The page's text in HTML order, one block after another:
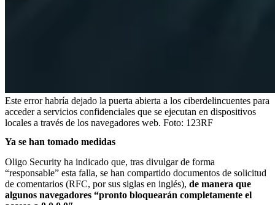
Este error habría dejado la puerta abierta a los ciberdelincuentes para
acceder a servicios confidenciales que se ejecutan en dispositivos
locales a través de los navegadores web. Foto: 123RF
Ya se han tomado medidas
Oligo Security ha indicado que, tras divulgar de forma
“responsable” esta falla, se han compartido documentos de solicitud
de comentarios (RFC, por sus siglas en inglés), de manera que
algunos navegadores “pronto bloquearán completamente el